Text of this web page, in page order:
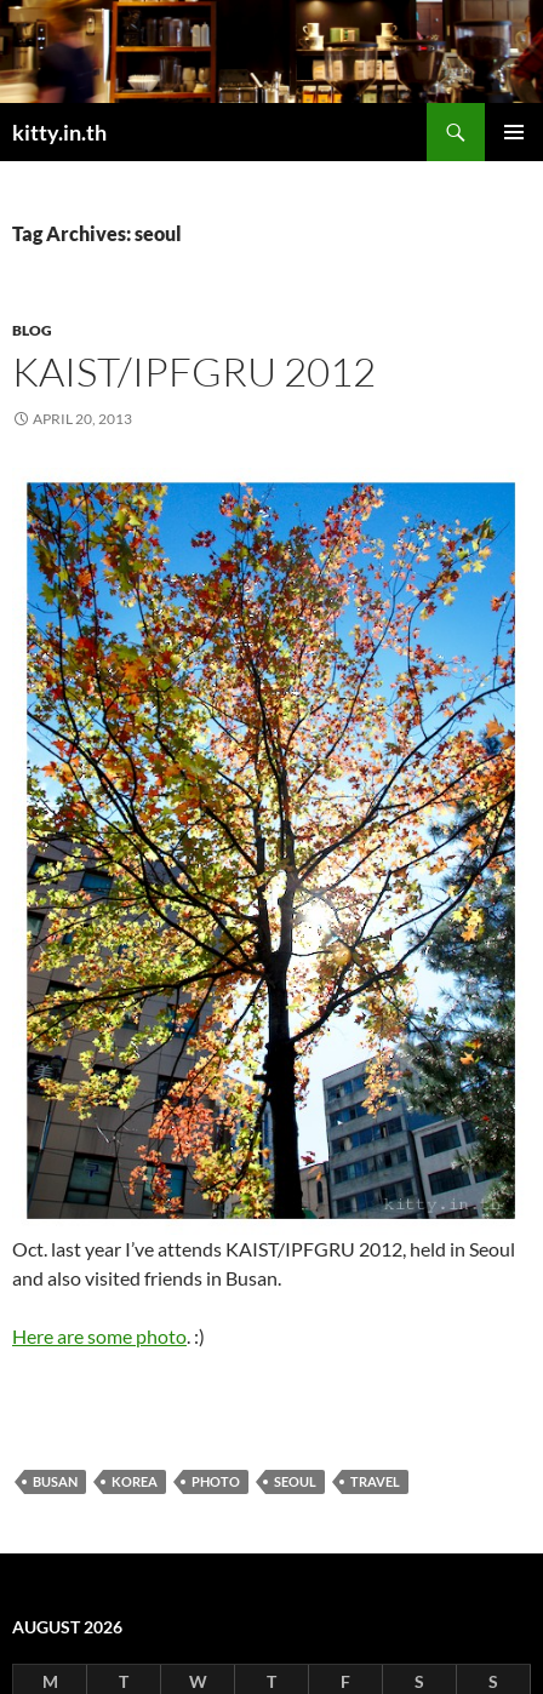
Skip
to
content
kitty.in.th
Tag Archives: seoul
BLOG
KAIST/IPFGRU 2012
APRIL 20, 2013
Oct. last year I’ve attends KAIST/IPFGRU 2012, held in Seoul
and also visited friends in Busan.
Here are some photo. :)
BUSAN KOREA PHOTO SEOUL TRAVEL
AUGUST 2026
M T W T F S
S